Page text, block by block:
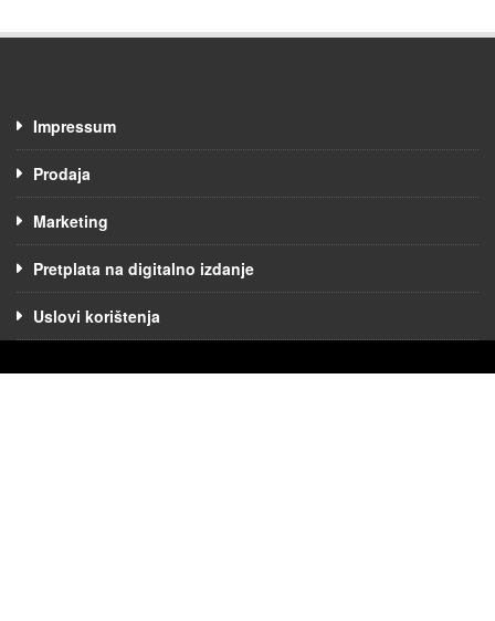
Impressum
Prodaja
Marketing
Pretplata na digitalno izdanje
Uslovi korištenja